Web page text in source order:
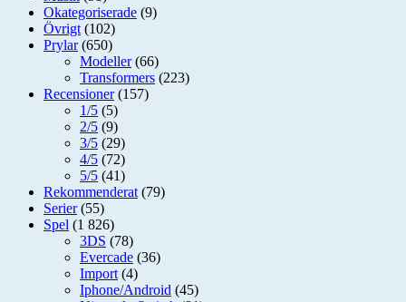
Okategoriserade (9)
Övrigt (102)
Prylar(650)
Modeller(66)
Transformers (223)
Recensioner(157)
1/5 (5)
2/5 (9)
3/5 (29)
4/5 (72)
5/5 (41)
Rekommenderat (79)
Serier(55)
Spel (1 826)
3DS (78)
Evercade (36)
Import (4)
Iphone/Android (45)